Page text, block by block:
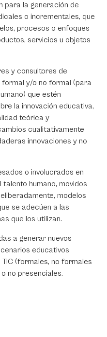
para la generación de
o incrementales, que
procesos o enfoques
servicios u objetos
y consultores de
y/o no formal (para
que estén
la innovación educativa,
teórica y
cualitativamente
innovaciones y no
o involucrados en
humano, movidos
modelos
se adecúen a las
que los utilizan.
a generar nuevos
educativos
(formales, no formales
no presenciales.